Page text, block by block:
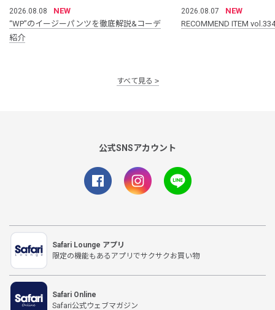
2026.08.08
NEW
“WP”のイージーパンツを徹底解説&コーデ
紹介
2026.08.07
NEW
RECOMMEND ITEM vol.334
すべて見る
公式SNSアカウント
Safari Lounge アプリ
限定の機能もあるアプリでサクサクお買い物
Safari Online
Safari公式ウェブマガジン